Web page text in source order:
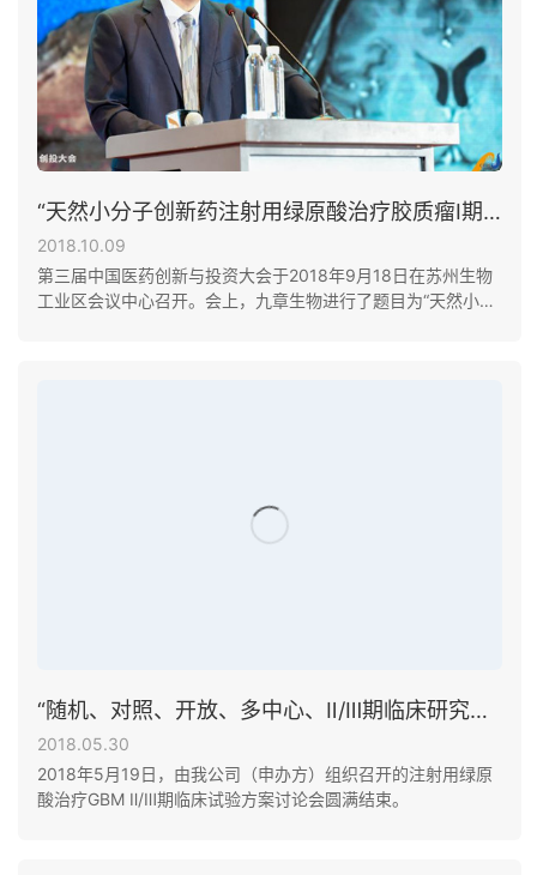
“天然小分子创新药注射用绿原酸治疗胶质瘤Ⅰ期临床数据回顾及Ⅱ期临床试验展望”专题报告
2018.10.09
第三届中国医药创新与投资大会于2018年9月18日在苏州生物
工业区会议中心召开。会上，九章生物进行了题目为“天然小分
“随机、对照、开放、多中心、Ⅱ/Ⅲ期临床研究评价注射用绿原酸治疗复发Ⅳ级胶质母细胞瘤（GBM）的安全性和有效性”临床试验方案讨论会圆满结束
2018.05.30
2018年5月19日，由我公司（申办方）组织召开的注射用绿原
酸治疗GBM Ⅱ/Ⅲ期临床试验方案讨论会圆满结束。